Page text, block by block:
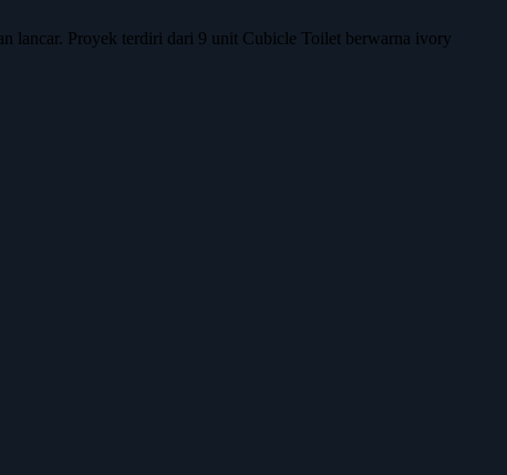
lancar. Proyek terdiri dari 9 unit Cubicle Toilet berwarna ivory